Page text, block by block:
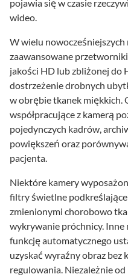
pojawia się w czasie
wideo.
W wielu nowocześniejszych
zaawansowane
jakości HD lub zbliżonej do
dostrzeżenie drobnych
w obrębie tkanek miękkich.
współpracujące z kamerą
pojedynczych kadrów,
powiększeń oraz
pacjenta.
Niektóre kamery
filtry świetlne
zmienionymi chorobowo
wykrywanie próchnicy.
funkcję automatycznego
uzyskać wyraźny obraz bez
regulowania. Niezależnie